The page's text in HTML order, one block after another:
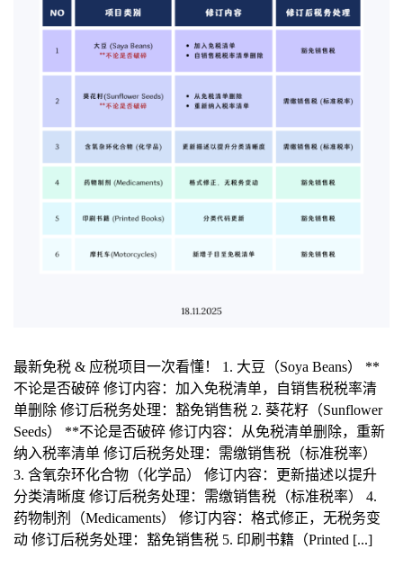
最新免税 & 应税项目一次看懂！ 1. 大豆（Soya Beans） **
不论是否破碎 修订内容：加入免税清单，自销售税税率清
单删除 修订后税务处理：豁免销售税 2. 葵花籽（Sunflower
Seeds） **不论是否破碎 修订内容：从免税清单删除，重新
纳入税率清单 修订后税务处理：需缴销售税（标准税率）
3. 含氧杂环化合物（化学品） 修订内容：更新描述以提升
分类清晰度 修订后税务处理：需缴销售税（标准税率） 4.
药物制剂（Medicaments） 修订内容：格式修正，无税务变
动 修订后税务处理：豁免销售税 5. 印刷书籍（Printed [...]